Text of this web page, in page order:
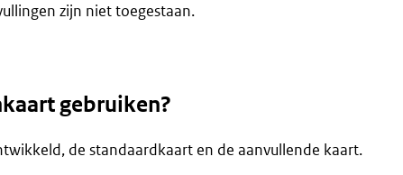
zijn niet toegestaan.
gebruiken?
de standaardkaart en de aanvullende kaart.